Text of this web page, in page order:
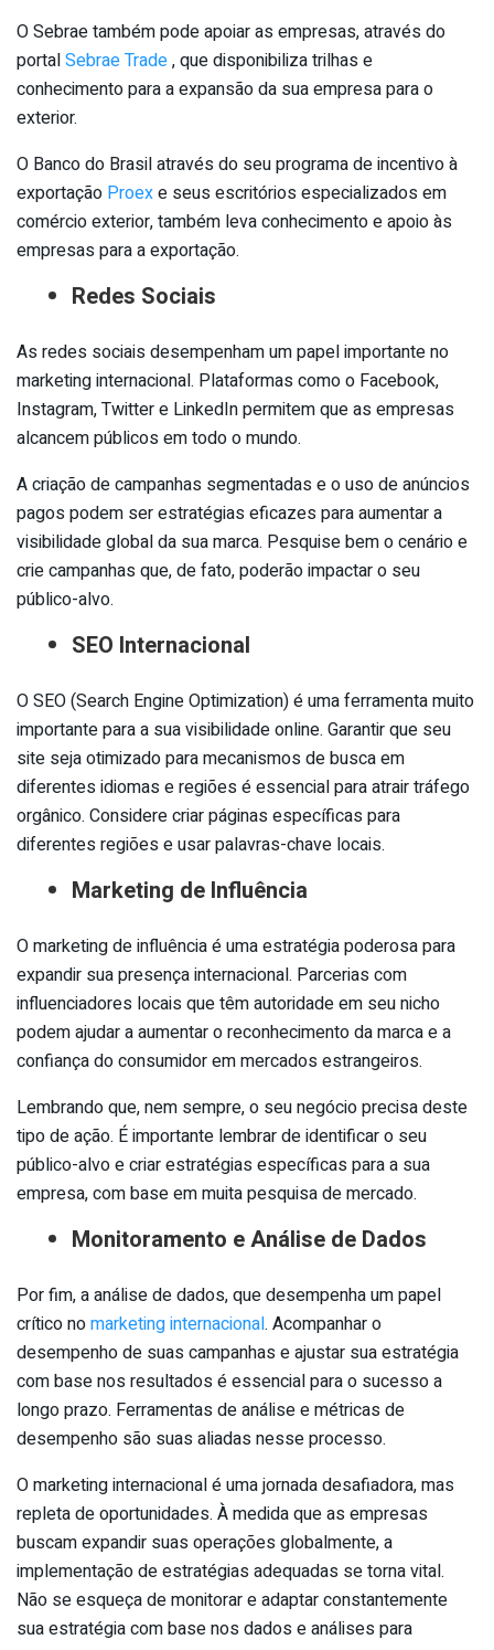
O Sebrae também pode apoiar as empresas, através do
portalSebrae Trade, que disponibiliza trilhas e
conhecimento para a expansão da sua empresa para o
exterior.
O Banco do Brasil através do seu programa de incentivo à
exportação Proexe seus escritórios especializados em
comércio exterior, também leva conhecimento e apoio às
empresas para a exportação.
Redes Sociais
As redes sociais desempenham um papel importante no
marketing internacional. Plataformas como o Facebook,
Instagram, Twitter e LinkedIn permitem que as empresas
alcancem públicos em todo o mundo.
A criação de campanhas segmentadas e o uso de anúncios
pagos podem ser estratégias eficazes para aumentar a
visibilidade global da sua marca. Pesquise bem o cenário e
crie campanhas que, de fato, poderão impactar o seu
público-alvo.
SEO Internacional
O SEO (Search Engine Optimization) é uma ferramenta muito
importante para a sua visibilidade online. Garantir que seu
site seja otimizado para mecanismos de busca em
diferentes idiomas e regiões é essencial para atrair tráfego
orgânico. Considere criar páginas específicas para
diferentes regiões e usar palavras-chave locais.
Marketing de Influência
O marketing de influência é uma estratégia poderosa para
expandir sua presença internacional. Parcerias com
influenciadores locais que têm autoridade em seu nicho
podem ajudar a aumentar o reconhecimento da marca e a
confiança do consumidor em mercados estrangeiros.
Lembrando que, nem sempre, o seu negócio precisa deste
tipo de ação. É importante lembrar de identificar o seu
público-alvo e criar estratégias específicas para a sua
empresa, com base em muita pesquisa de mercado.
Monitoramento e Análise de Dados
Por fim, a análise de dados, que desempenha um papel
crítico nomarketing internacional. Acompanhar o
desempenho de suas campanhas e ajustar sua estratégia
com base nos resultados é essencial para o sucesso a
longo prazo. Ferramentas de análise e métricas de
desempenho são suas aliadas nesse processo.
O marketing internacional é uma jornada desafiadora, mas
repleta de oportunidades. À medida que as empresas
buscam expandir suas operações globalmente, a
implementação de estratégias adequadas se torna vital.
Não se esqueça de monitorar e adaptar constantemente
sua estratégia com base nos dados e análises para